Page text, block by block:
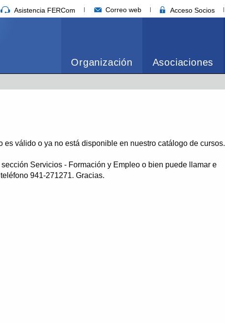
Asistencia FERCom Correo web Acceso Socios
Organización Asociaciones
es válido o ya no está disponible en nuestro catálogo de cursos.
Servicios - Formación y Empleo o bien puede llamar e
941-271271. Gracias.